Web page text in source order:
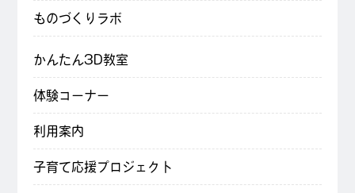
ものづくりラボ
かんたん3D教室
体験コーナー
利用案内
子育て応援プロジェクト